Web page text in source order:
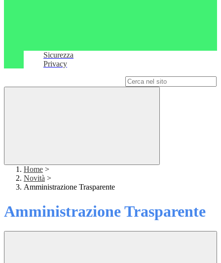
Sicurezza
Privacy
Home >
Novità >
Amministrazione Trasparente
Amministrazione Trasparente